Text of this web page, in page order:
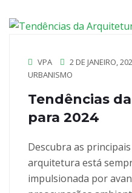
VPA 2 DE JANEIRO,
URBANISMO
Tendências
para 2024
Descubra as
arquitetura está
impulsionada por